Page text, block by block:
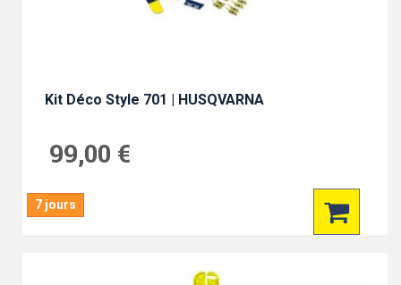
Kit Déco Style 701 | HUSQVARNA
99,00 €
7 jours